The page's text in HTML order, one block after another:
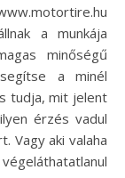
a munkája
minőségű
a minél
tudja, mit jelent
érzés vadul
Vagy aki valaha